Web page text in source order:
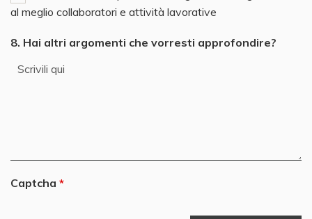
al meglio collaboratori e attività lavorative
8. Hai altri argomenti che vorresti approfondire?
Captcha